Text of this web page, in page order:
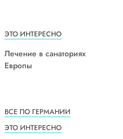
ЭТО ИНТЕРЕСНО
Лечение в санаториях
Европы
ВСЕ ПО ГЕРМАНИИ
ЭТО ИНТЕРЕСНО